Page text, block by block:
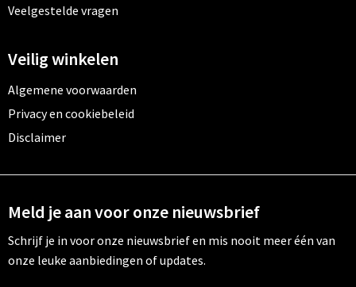
Veelgestelde vragen
Veilig winkelen
Algemene voorwaarden
Privacy en cookiebeleid
Disclaimer
Meld je aan voor onze nieuwsbrief
Schrijf je in voor onze nieuwsbrief en mis nooit meer één van
onze leuke aanbiedingen of updates.